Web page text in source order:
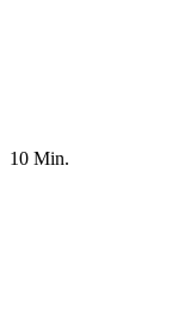
10 Min.